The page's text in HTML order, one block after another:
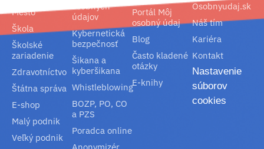
Mesto
Škola
Školské
zariadenie
Zdravotníctvo
Štátna správa
E-shop
Malý podnik
Veľký podnik
osobných
údajov
Kybernetická
bezpečnosť
Šikana a
kyberšikana
Whistleblowing
BOZP, PO, CO
a PZS
Poradca online
Portál Môj
osobný údaj
Blog
Často kladené
otázky
E-knihy
Osobnyudaj.sk
Náš tím
Kariéra
Kontakt
Nastavenie
súborov
cookies